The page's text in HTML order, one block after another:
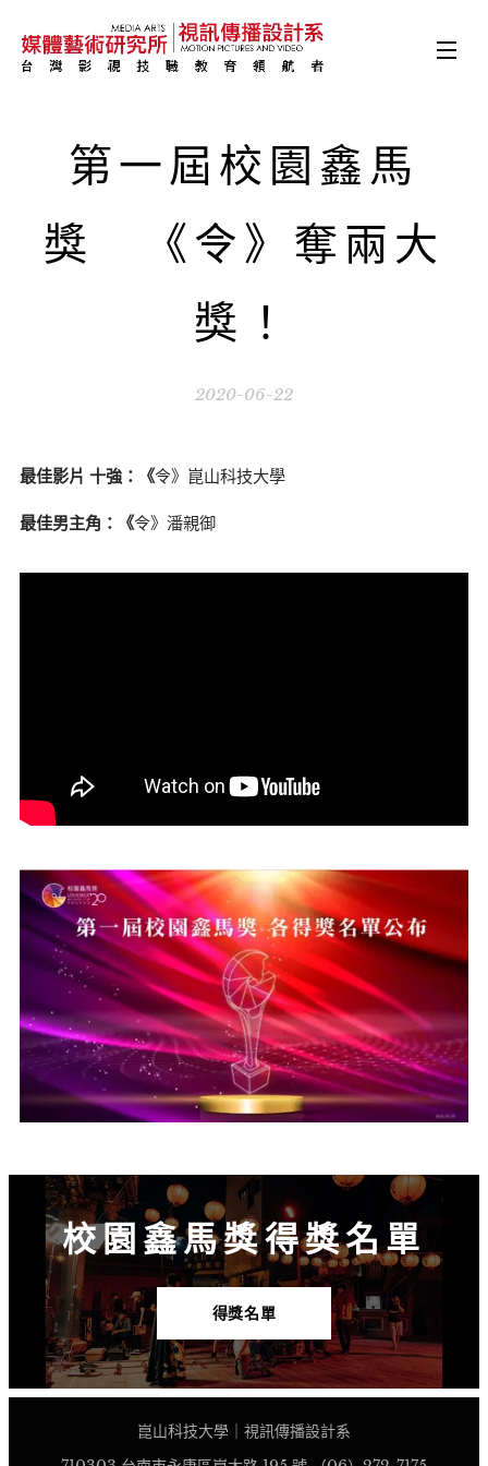
第一屆校園鑫馬
獎 《令》奪兩大
獎！
2020-06-22
最佳影片 十強：《令》崑山科技大學
最佳男主角：《令》潘親御
校園鑫馬獎得獎名單
得獎名單
崑山科技大學｜視訊傳播設計系